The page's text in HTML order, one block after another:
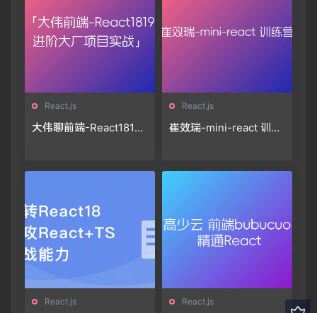
React.js
大伟聊前端-React1819
拿高薪)
React.js
崔效瑞-mini-react 训练
React.js React.js